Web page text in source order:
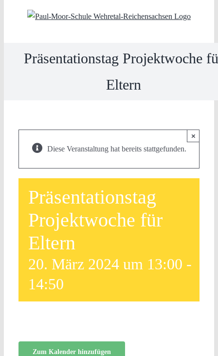
Präsentationstag Projektwoche
Eltern
Diese Veranstaltung hat bereits stattgefunden.
×
Präsentationstag
Projektwoche für
Eltern
20. März 2024 um 13:00 -
14:50
Zum Kalender hinzufügen